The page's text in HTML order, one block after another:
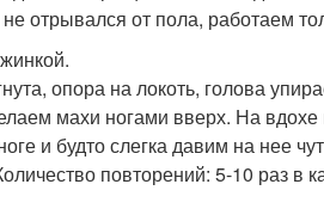
отрывался от пола, работаем
опора на локоть, голова
махи ногами вверх. На
и будто слегка давим на нее
повторений: 5-10 раз в